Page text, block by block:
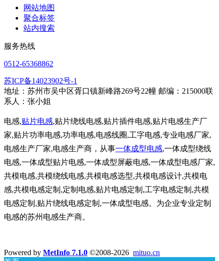
网站地图
聚合标签
站内搜索
服务热线
0512-65368862
苏ICP备14023902号-1
地址：苏州市吴中区胥口镇新峰路269号22幢 邮编：215000联
系人：张小姐
电感,贴片电感,贴片绕线电感,贴片插件电感,贴片电感生产厂
家,贴片功率电感,功率电感,电感线圈,工字电感,专业电感厂家,
电感生产厂家,电感生产商，从事一体成型电感,一体成型绕线
电感,一体成型贴片电感,一体成型屏蔽电感,一体成型电感厂家,
共模电感,共模绕线电感,共模电感选型,共模电感设计,共模电
感,共模电感定制,定制电感,贴片电感定制,工字电感定制,共模
电感定制,贴片绕线电感定制,一体成型电感。为企业专业定制
电感的苏州电感生产商。
Powered by MetInfo 7.1.0 ©2008-2026 mituo.cn